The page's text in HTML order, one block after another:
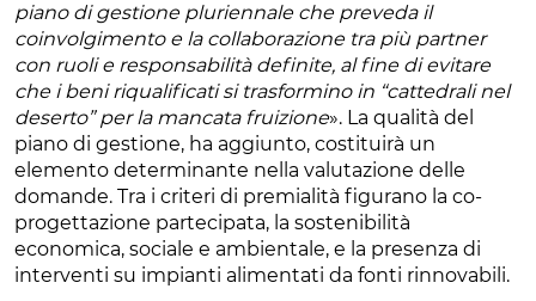
piano di gestione pluriennale che preveda il
coinvolgimento e la collaborazione tra più partner
con ruoli e responsabilità definite, al fine di evitare
che i beni riqualificati si trasformino in “cattedrali nel
deserto” per la mancata fruizione». La qualità del
piano di gestione, ha aggiunto, costituirà un
elemento determinante nella valutazione delle
domande. Tra i criteri di premialità figurano la co-
progettazione partecipata, la sostenibilità
economica, sociale e ambientale, e la presenza di
interventi su impianti alimentati da fonti rinnovabili.